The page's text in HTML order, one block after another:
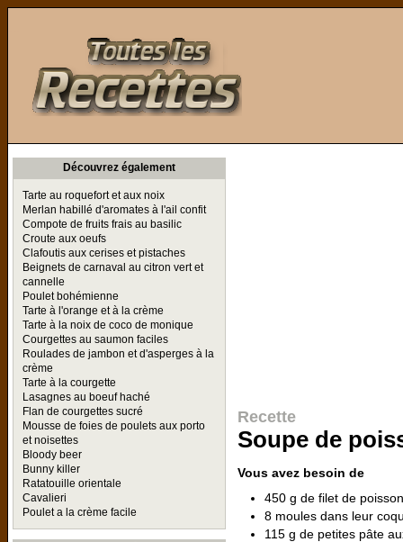
Découvrez également
Tarte au roquefort et aux noix
Merlan habillé d'aromates à l'ail confit
Compote de fruits frais au basilic
Croute aux oeufs
Clafoutis aux cerises et pistaches
Beignets de carnaval au citron vert et
cannelle
Poulet bohémienne
Tarte à l'orange et à la crème
Tarte à la noix de coco de monique
Courgettes au saumon faciles
Roulades de jambon et d'asperges à la
crème
Tarte à la courgette
Lasagnes au boeuf haché
Flan de courgettes sucré
Mousse de foies de poulets aux porto
et noisettes
Bloody beer
Bunny killer
Ratatouille orientale
Cavalieri
Poulet a la crème facile
Recette
Soupe de
Vous avez besoin de
450 g de filet de
8 moules dans leur
115 g de petites pâte